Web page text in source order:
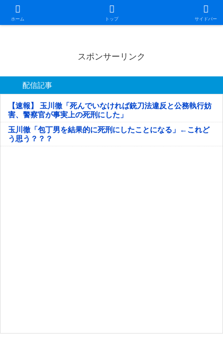
ホーム トップ サイドバー
日本第一！ニュース録
スポンサーリンク
配信記事
【速報】 玉川徹「死んでいなければ銃刀法違反と公務執行妨
害、警察官が事実上の死刑にした」
玉川徹「包丁男を結果的に死刑にしたことになる」←これど
う思う？？？